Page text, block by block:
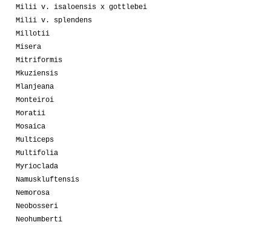
Milii v. isaloensis x gottlebei
Milii v. splendens
Millotii
Misera
Mitriformis
Mkuziensis
Mlanjeana
Monteiroi
Moratii
Mosaica
Multiceps
Multifolia
Myrioclada
Namuskluftensis
Nemorosa
Neobosseri
Neohumberti